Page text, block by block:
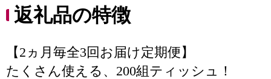
返礼品の特徴
【2ヵ月毎全3回お届け定期便】
たくさん使える、200組ティッシュ！